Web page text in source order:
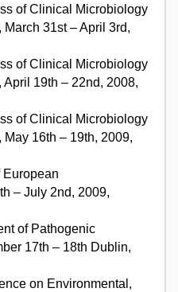
of Clinical Microbiology
31st – April 3rd,
of Clinical Microbiology
19th – 22nd, 2008,
of Clinical Microbiology
16th – 19th, 2009,
European
– July 2nd, 2009,
of Pathogenic
17th – 18th Dublin,
on Environmental,